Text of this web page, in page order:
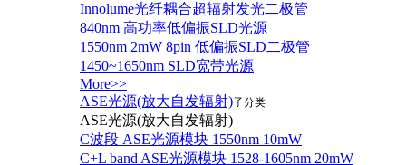
Innolume光纤耦合超辐射发光二极管
840nm 高功率低偏振SLD光源
1550nm 2mW 8pin 低偏振SLD二极管
1450~1650nm SLD宽带光源
More>>
ASE光源(放大自发辐射)子分类
ASE光源(放大自发辐射)
C波段 ASE光源模块 1550nm 10mW
C+L band ASE光源模块 1528-1605nm 20mW